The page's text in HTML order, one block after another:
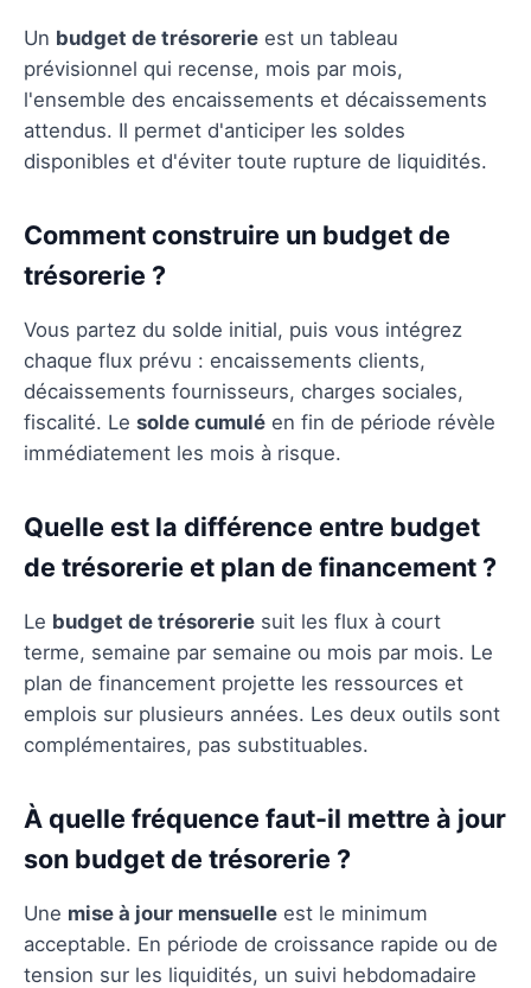
Un budget de trésorerie est un tableau
prévisionnel qui recense, mois par mois,
l'ensemble des encaissements et décaissements
attendus. Il permet d'anticiper les soldes
disponibles et d'éviter toute rupture de liquidités.
Comment construire un budget de
trésorerie ?
Vous partez du solde initial, puis vous intégrez
chaque flux prévu : encaissements clients,
décaissements fournisseurs, charges sociales,
fiscalité. Le solde cumulé en fin de période révèle
immédiatement les mois à risque.
Quelle est la différence entre budget
de trésorerie et plan de financement ?
Le budget de trésorerie suit les flux à court
terme, semaine par semaine ou mois par mois. Le
plan de financement projette les ressources et
emplois sur plusieurs années. Les deux outils sont
complémentaires, pas substituables.
À quelle fréquence faut-il mettre à jour
son budget de trésorerie ?
Une mise à jour mensuelle est le minimum
acceptable. En période de croissance rapide ou de
tension sur les liquidités, un suivi hebdomadaire